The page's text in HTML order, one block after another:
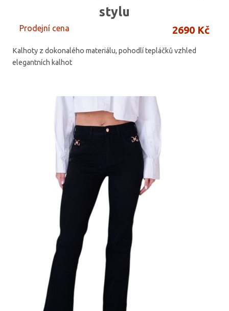
stylu
Prodejní cena 2690 Kč
Kalhoty z dokonalého materiálu, pohodlí tepláčků vzhled
elegantních kalhot